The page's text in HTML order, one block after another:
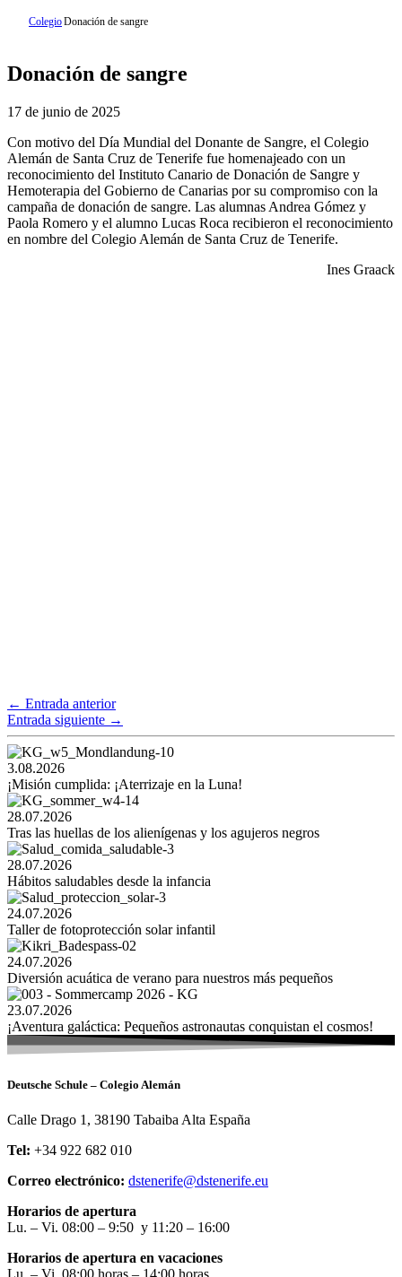
ColegioDonación de sangre
Donación de sangre
17 de junio de 2025
Con motivo del Día Mundial del Donante de Sangre, el Colegio
Alemán de Santa Cruz de Tenerife fue homenajeado con un
reconocimiento del Instituto Canario de Donación de Sangre y
Hemoterapia del Gobierno de Canarias por su compromiso con la
campaña de donación de sangre. Las alumnas Andrea Gómez y
Paola Romero y el alumno Lucas Roca recibieron el reconocimiento
en nombre del Colegio Alemán de Santa Cruz de Tenerife.
Ines Graack
← Entrada anterior
Entrada siguiente →
3.08.2026
¡Misión cumplida: ¡Aterrizaje en la Luna!
28.07.2026
Tras las huellas de los alienígenas y los agujeros negros
28.07.2026
Hábitos saludables desde la infancia
24.07.2026
Taller de fotoprotección solar infantil
24.07.2026
Diversión acuática de verano para nuestros más pequeños
23.07.2026
¡Aventura galáctica: Pequeños astronautas conquistan el cosmos!
Deutsche Schule – Colegio Alemán
Calle Drago 1, 38190 Tabaiba Alta España
Tel: +34 922 682 010
Correo electrónico: dstenerife@dstenerife.eu
Horarios de apertura
Lu. – Vi. 08:00 – 9:50 y 11:20 – 16:00
Horarios de apertura en vacaciones